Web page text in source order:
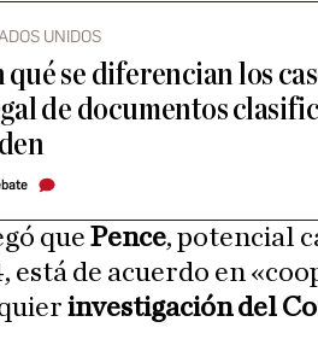
UNIDOS
qué se diferencian los
de documentos
que Pence, potencial
está de acuerdo en
investigación del